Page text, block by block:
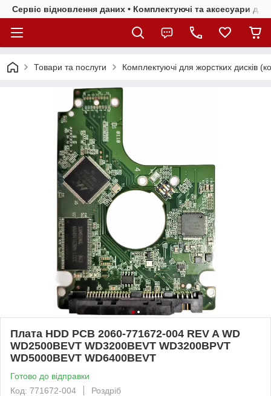
Сервіс відновлення даних • Комплектуючі та аксесуари
Товари та послуги Комплектуючі для жорстких дисків
Плата HDD PCB 2060-771672-004 REV A WD
WD2500BEVT WD3200BEVT WD3200BPVT
WD5000BEVT WD6400BEVT
Готово до відправки
Код: 771672-004
Роздріб